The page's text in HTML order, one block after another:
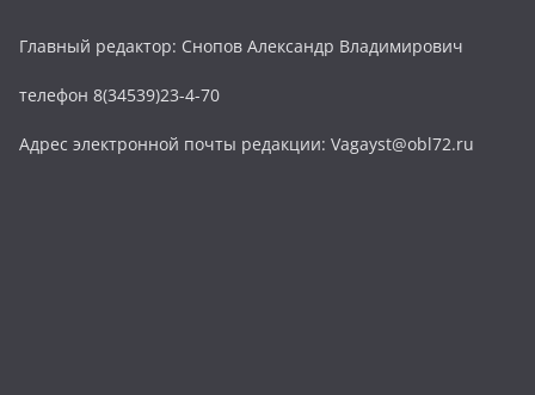
Главный редактор: Снопов Александр Владимирович
телефон 8(34539)23-4-70
Адрес электронной почты редакции: Vagayst@obl72.ru